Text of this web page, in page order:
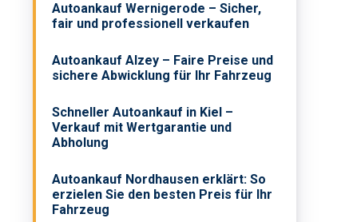
Autoankauf Wernigerode – Sicher,
fair und professionell verkaufen
Autoankauf Alzey – Faire Preise und
sichere Abwicklung für Ihr Fahrzeug
Schneller Autoankauf in Kiel –
Verkauf mit Wertgarantie und
Abholung
Autoankauf Nordhausen erklärt: So
erzielen Sie den besten Preis für Ihr
Fahrzeug